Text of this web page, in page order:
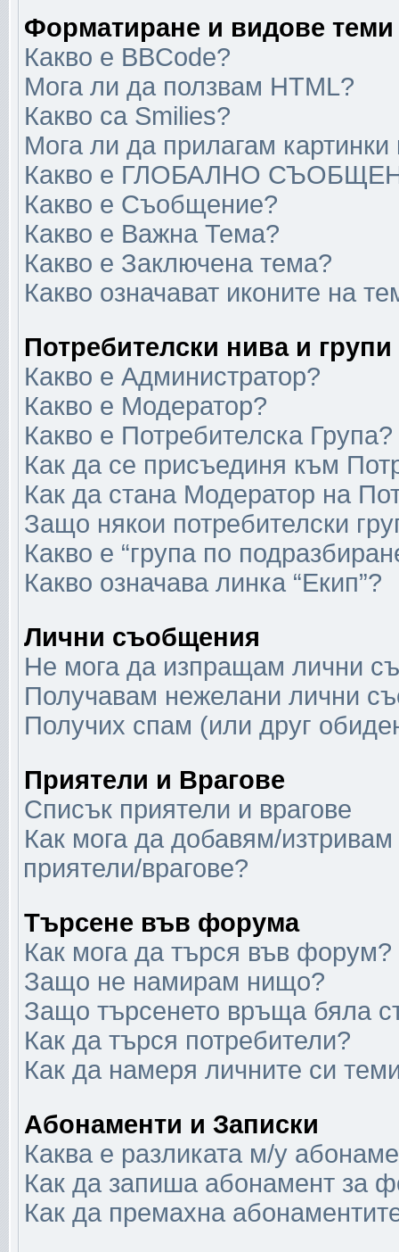
Форматиране и видове теми
Какво е BBCode?
Мога ли да ползвам HTML?
Какво са Smilies?
Мога ли да прилагам
Какво е ГЛОБАЛНО
Какво е Съобщение?
Какво е Важна Тема?
Какво е Заключена тема?
Какво означават иконите на
Потребителски нива и групи
Какво е Администратор?
Какво е Модератор?
Какво е Потребителска Група?
Как да се присъединя към
Как да стана Модератор на
Защо някои потребителски
Какво е “група по
Какво означава линка “Екип”?
Лични съобщения
Не мога да изпращам лични
Получавам нежелани лични
Получих спам (или друг
Приятели и Врагове
Списък приятели и врагове
Как мога да добавям/
приятели/врагове?
Търсене във форума
Как мога да търся във форум?
Защо не намирам нищо?
Защо търсенето връща бяла
Как да търся потребители?
Как да намеря личните си
Абонаменти и Записки
Каква е разликата м/у
Как да запиша абонамент за
Как да премахна